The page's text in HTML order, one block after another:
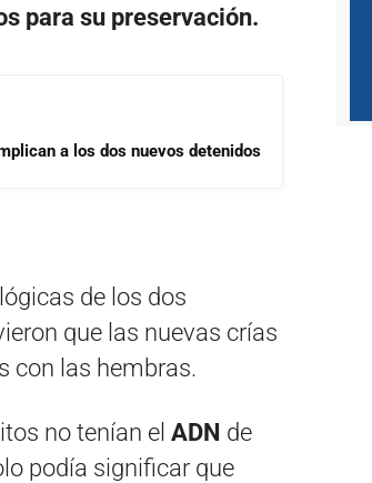
para su preservación.
a los dos nuevos detenidos
de los dos
que las nuevas crías
con las hembras.
no tenían el ADN de
podía significar que